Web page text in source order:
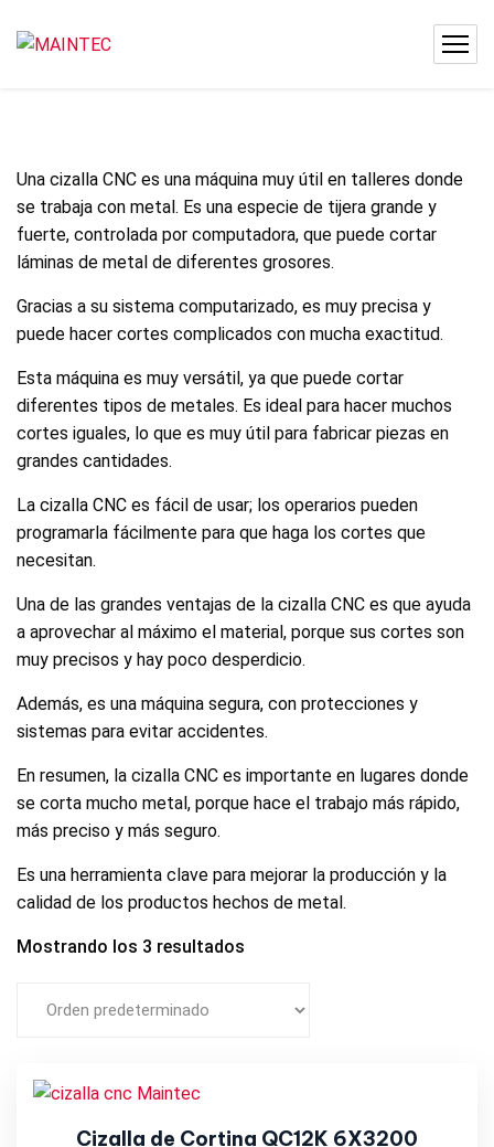
Una cizalla CNC es una máquina muy útil en talleres donde
se trabaja con metal. Es una especie de tijera grande y
fuerte, controlada por computadora, que puede cortar
láminas de metal de diferentes grosores.
Gracias a su sistema computarizado, es muy precisa y
puede hacer cortes complicados con mucha exactitud.
Esta máquina es muy versátil, ya que puede cortar
diferentes tipos de metales. Es ideal para hacer muchos
cortes iguales, lo que es muy útil para fabricar piezas en
grandes cantidades.
La cizalla CNC es fácil de usar; los operarios pueden
programarla fácilmente para que haga los cortes que
necesitan.
Una de las grandes ventajas de la cizalla CNC es que ayuda
a aprovechar al máximo el material, porque sus cortes son
muy precisos y hay poco desperdicio.
Además, es una máquina segura, con protecciones y
sistemas para evitar accidentes.
En resumen, la cizalla CNC es importante en lugares donde
se corta mucho metal, porque hace el trabajo más rápido,
más preciso y más seguro.
Es una herramienta clave para mejorar la producción y la
calidad de los productos hechos de metal.
Mostrando los 3 resultados
Cizalla de Cortina QC12K 6X3200